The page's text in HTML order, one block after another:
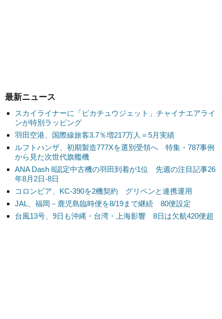
最新ニュース
スカイライナーに「ピカチュウジェット」チャイナエアライ
ンが特別ラッピング
羽田空港、国際線旅客3.7％増217万人＝5月実績
ルフトハンザ、初期製造777Xを選別受領へ 特集・787事例
から見た次世代旗艦機
ANA Dash 8認定中古機の羽田到着が1位 先週の注目記事26
年8月2日-8日
コロンビア、KC-390を2機契約 グリペンと連携運用
JAL、福岡－鹿児島臨時便を8/19まで継続 80便設定
台風13号、9日も沖縄・台湾・上海影響 8日は欠航420便超